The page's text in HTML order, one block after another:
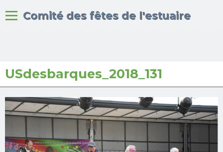
Comité des fêtes de l'estuaire
Accueil
USdesbarques_2018_131